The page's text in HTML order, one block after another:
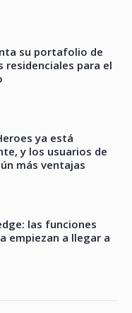
su portafolio de
residenciales para el
ya está
y los usuarios de
más ventajas
las funciones
empiezan a llegar a